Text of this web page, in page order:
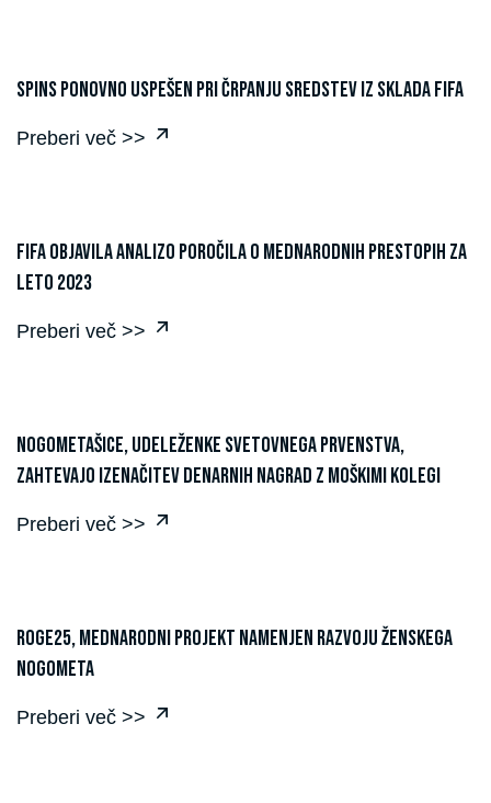
SPINS ponovno uspešen pri črpanju sredstev iz sklada FIFA
Preberi več >>
FIFA objavila analizo poročila o mednarodnih prestopih za
leto 2023
Preberi več >>
Nogometašice, udeleženke svetovnega prvenstva,
zahtevajo izenačitev denarnih nagrad z moškimi kolegi
Preberi več >>
ROGE25, mednarodni projekt namenjen razvoju ženskega
nogometa
Preberi več >>